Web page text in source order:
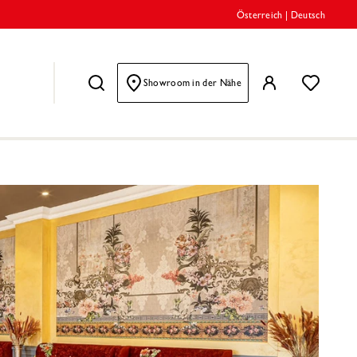
Österreich Deutsch
Showroom in der Nähe